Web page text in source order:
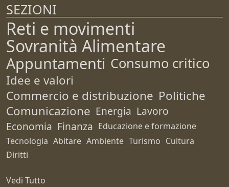
SEZIONI
Reti e movimenti
Sovranità Alimentare
Appuntamenti Consumo critico
Idee e valori
Commercio e distribuzione Politiche
Comunicazione Energia Lavoro
Economia Finanza Educazione e formazione
Tecnologia Abitare Ambiente Turismo Cultura
Diritti
Vedi Tutto